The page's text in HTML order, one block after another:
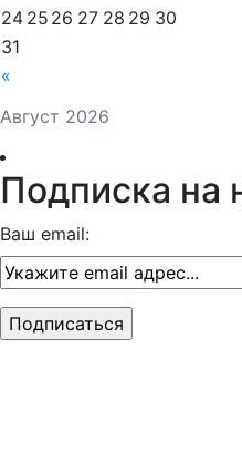
Август 2026
«
24 25 26 27 28 29 30
31
Подписка на
Ваш email: